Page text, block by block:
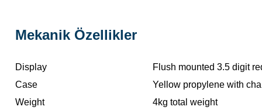
Mekanik Özellikler
Display
Flush mounted 3.5 digit
Case
Yellow propylene with
Weight
4kg total weight